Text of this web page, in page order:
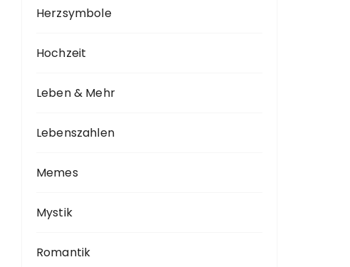
Herzsymbole
Hochzeit
Leben & Mehr
Lebenszahlen
Memes
Mystik
Romantik